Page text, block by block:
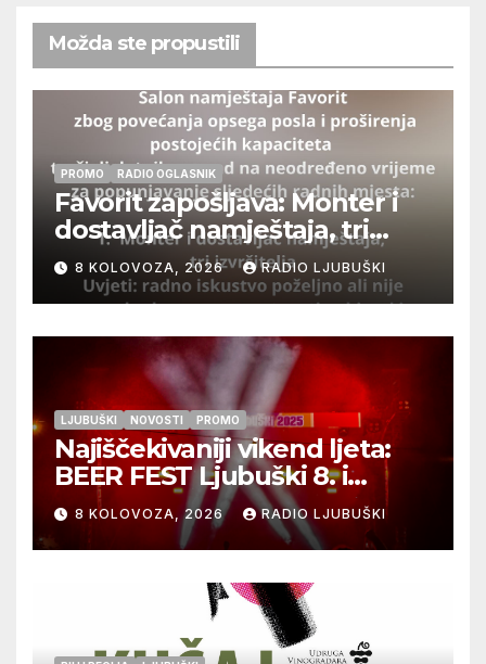
Možda ste propustili
PROMO RADIO OGLASNIK
Favorit zapošljava: Monter i
dostavljač namještaja, tri
izvršitelja
8 KOLOVOZA, 2026 RADIO LJUBUŠKI
LJUBUŠKI NOVOSTI PROMO
Najiščekivaniji vikend ljeta:
BEER FEST Ljubuški 8. i
9.kolovoza
8 KOLOVOZA, 2026 RADIO LJUBUŠKI